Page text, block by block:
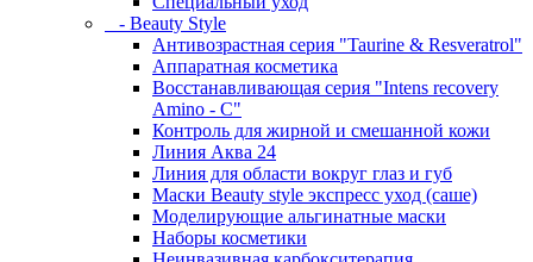
- Beauty Style
Антивозрастная серия "Taurine & Resveratrol"
Аппаратная косметика
Восстанавливающая серия "Intens recovery
Amino - C"
Контроль для жирной и смешанной кожи
Линия Аква 24
Линия для области вокруг глаз и губ
Маски Beauty style экспресс уход (саше)
Моделирующие альгинатные маски
Наборы косметики